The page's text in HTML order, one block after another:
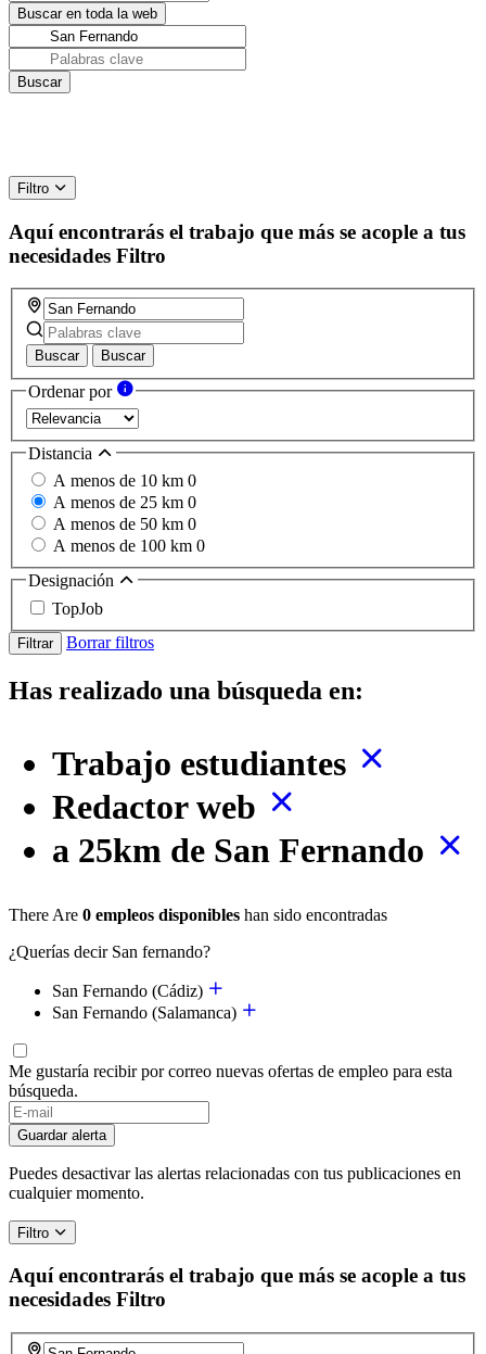
Filtro
Aquí encontrarás el trabajo que más se acople a tus
necesidades Filtro
Buscar Buscar
Ordenar por
Distancia
A menos de 10 km 0
A menos de 25 km 0
A menos de 50 km 0
A menos de 100 km 0
Designación
TopJob
Filtrar Borrar filtros
Has realizado una búsqueda en:
Trabajo estudiantes
Redactor web
a 25km de San Fernando
There Are 0 empleos disponibles han sido encontradas
¿Querías decir San fernando?
San Fernando (Cádiz)
San Fernando (Salamanca)
Me gustaría recibir por correo nuevas ofertas de empleo para esta
búsqueda.
Guardar alerta
Puedes desactivar las alertas relacionadas con tus publicaciones en
cualquier momento.
Filtro
Aquí encontrarás el trabajo que más se acople a tus
necesidades Filtro